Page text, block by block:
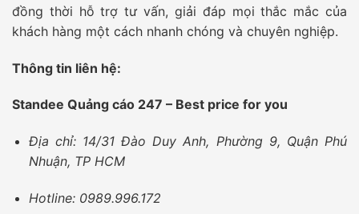
đồng thời hỗ trợ tư vấn, giải đáp mọi thắc mắc của
khách hàng một cách nhanh chóng và chuyên nghiệp.
Thông tin liên hệ:
Standee Quảng cáo 247 – Best price for you
Địa chỉ: 14/31 Đào Duy Anh, Phường 9, Quận Phú
Nhuận, TP HCM
Hotline: 0989.996.172